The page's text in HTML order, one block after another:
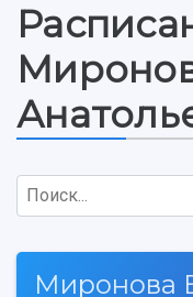
НАЗАД
Поиск...
Миронова